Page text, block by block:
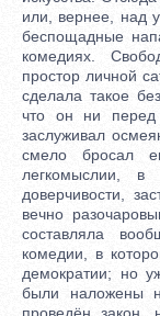
или, вернее, над
беспощадные
комедиях.
простор личной
сделала такое
что он ни перед
заслуживал
смело бросал
легкомыслии, в
доверчивости,
вечно
составляла
комедии, в
демократии; но
были наложены
проведён закон,